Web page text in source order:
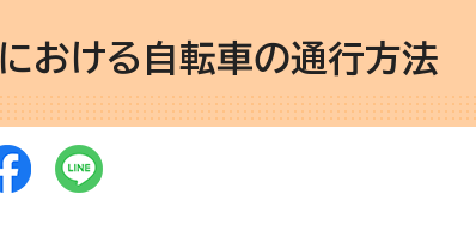
おける自転車の通行方法